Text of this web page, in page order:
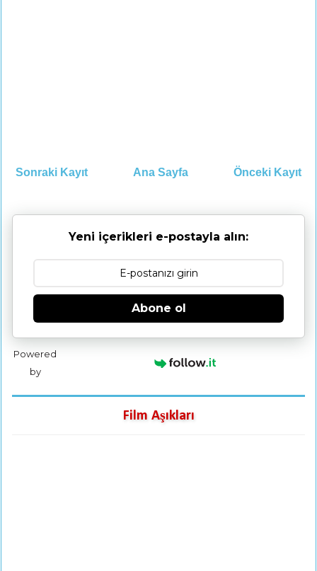
Sonraki Kayıt Önceki Kayıt
Ana Sayfa
Yeni içerikleri e-postayla alın:
Abone ol
Powered
by
Film Aşıkları